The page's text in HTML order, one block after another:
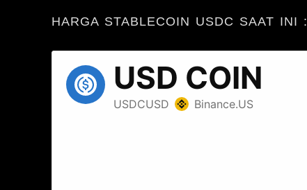
HARGA STABLECOIN USDC SAAT INI :